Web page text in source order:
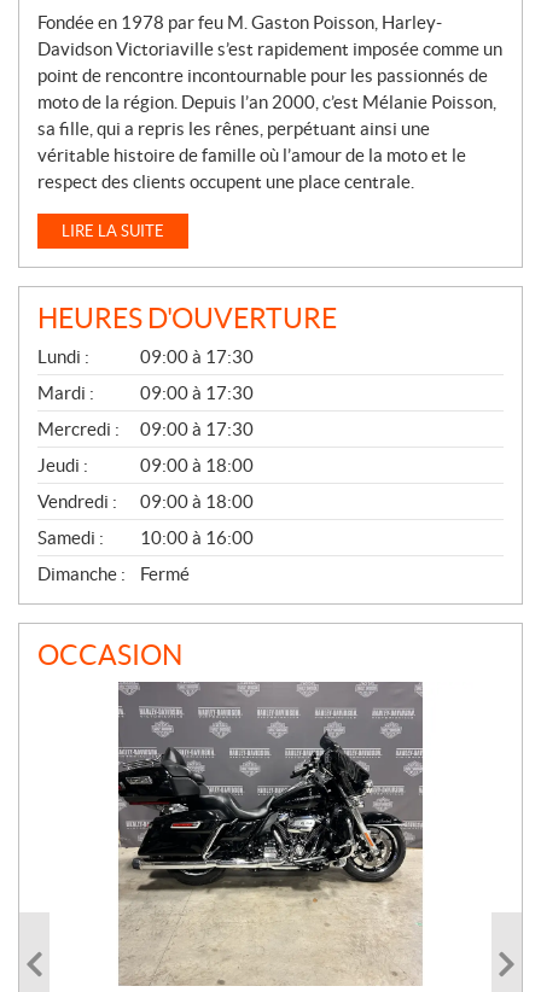
Fondée en 1978 par feu M. Gaston Poisson, Harley-
Davidson Victoriaville s’est rapidement imposée comme un
point de rencontre incontournable pour les passionnés de
moto de la région. Depuis l’an 2000, c’est Mélanie Poisson,
sa fille, qui a repris les rênes, perpétuant ainsi une
véritable histoire de famille où l’amour de la moto et le
respect des clients occupent une place centrale.
LIRE LA SUITE
HEURES D'OUVERTURE
G
É
N
É
R
A
L
Lundi :
09:00 à 17:30
Mardi :
09:00 à 17:30
Mercredi :
09:00 à 17:30
Jeudi :
09:00 à 18:00
Vendredi :
09:00 à 18:00
Samedi :
10:00 à 16:00
Dimanche :
Fermé
OCCASION